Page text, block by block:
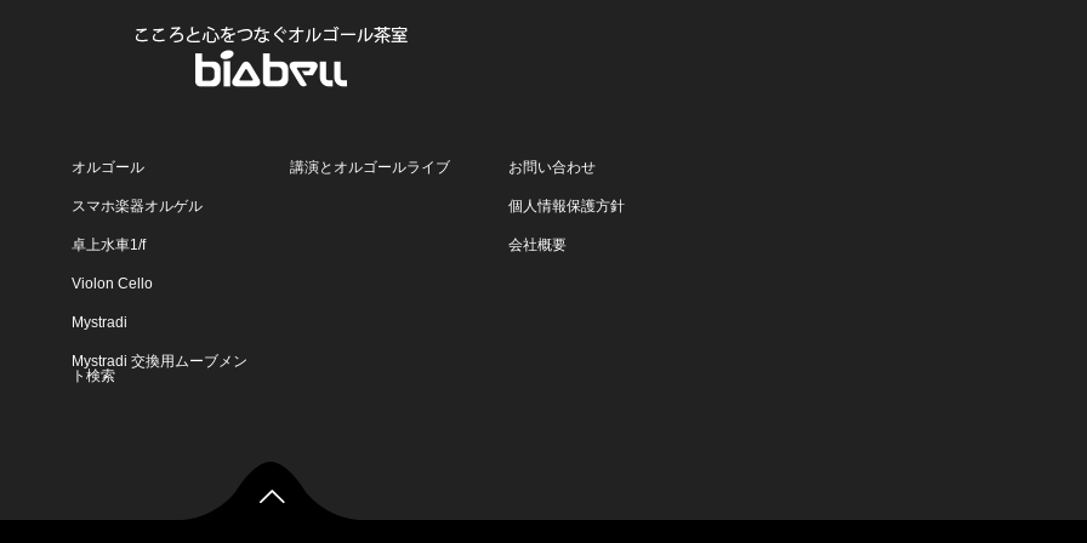
オルゴール
スマホ楽器オルゲル
卓上水車1/f
Violon Cello
Mystradi
Mystradi 交換用ムーブメン
ト検索
講演とオルゴールライブ お問い合わせ
個人情報保護方針
会社概要
